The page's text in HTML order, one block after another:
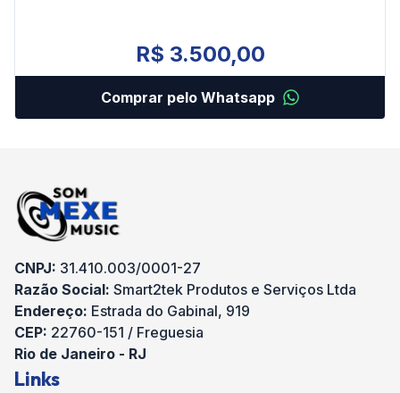
R$ 3.500,00
Comprar pelo Whatsapp
CNPJ: 31.410.003/0001-27
Razão Social: Smart2tek Produtos e Serviços Ltda
Endereço: Estrada do Gabinal, 919
CEP: 22760-151 / Freguesia
Rio de Janeiro - RJ
Links